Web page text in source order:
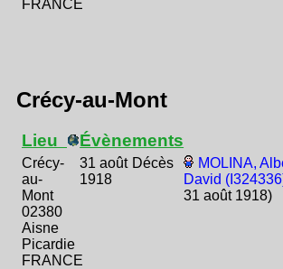
FRANCE
Crécy-au-Mont
Lieu
Crécy-
au-
Mont
02380
Aisne
Picardie
FRANCE
Évènements
31 août
1918
Décès
MOLINA,
David
31 août 1918)